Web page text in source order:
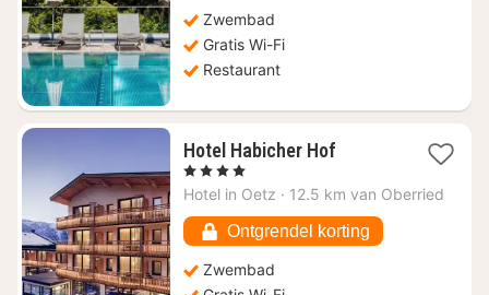
Zwembad
Gratis Wi-Fi
Restaurant
Hotel Habicher Hof1
vanaf
198
, 4 Sterren
Hotel in Oetz · 12.5 km van Oberried
Ontgrendel korting
Zwembad